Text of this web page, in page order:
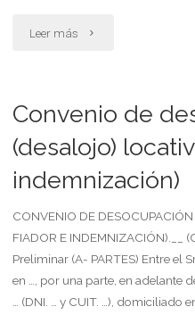
de
la
herencia "
Leer más "Convenio
desocupación
para
predio
rústico
(con
Convenio de
(desalojo)
indemnización)
CONVENIO DE
FIADOR E INDEMNIZACIÓN).__
Preliminar (A- PARTES) Entre el
en …, por una parte, en adelante
… (DNI. … y CUIT. …), domiciliado